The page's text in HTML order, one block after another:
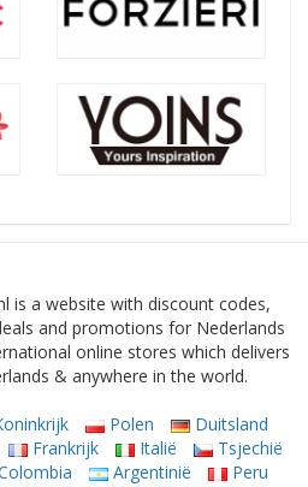
is a website with discount codes,
and promotions for Nederlands
online stores which delivers
& anywhere in the world.
Polen
Duitsland
Frankrijk Italië
Tsjechië
Argentinië
Peru